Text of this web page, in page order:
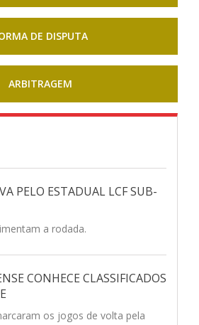
DE DISPUTA
ARBITRAGEM
PELO ESTADUAL LCF SUB-
a rodada.
CONHECE CLASSIFICADOS
os jogos de volta pela